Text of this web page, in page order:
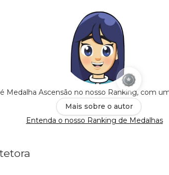
Medalha Ascensão no nosso Ranking, com
Mais sobre o autor
Entenda o nosso Ranking de Medalhas